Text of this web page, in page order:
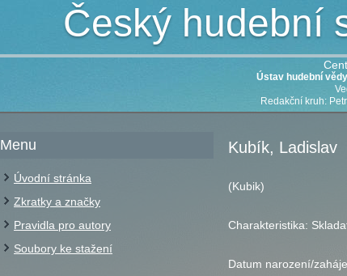
Český hudební
Ústav hudební
Redakční kruh:
Menu
Úvodní stránka
Zkratky a značky
Pravidla pro autory
Soubory ke stažení
Kubík, Ladislav
(Kubik)
Charakteristika:
Datum narození/